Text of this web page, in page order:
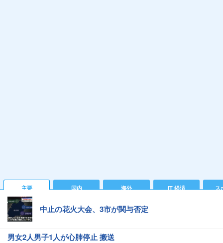
主要 国内 海外 IT 経済 ス
中止の花火大会、3市が関与否定
男女2人男子1人が心肺停止 搬送